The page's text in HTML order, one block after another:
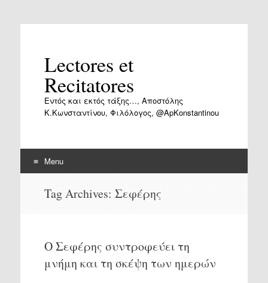
Lectores et
Recitatores
Εντός και εκτός τάξης…, Αποστόλης
Κ.Κωνσταντίνου, Φιλόλογος, @ApKonstantinou
Menu
Tag Archives: Σεφέρης
Ο Σεφέρης συντροφεύει τη
μνήμη και τη σκέψη των ημερών